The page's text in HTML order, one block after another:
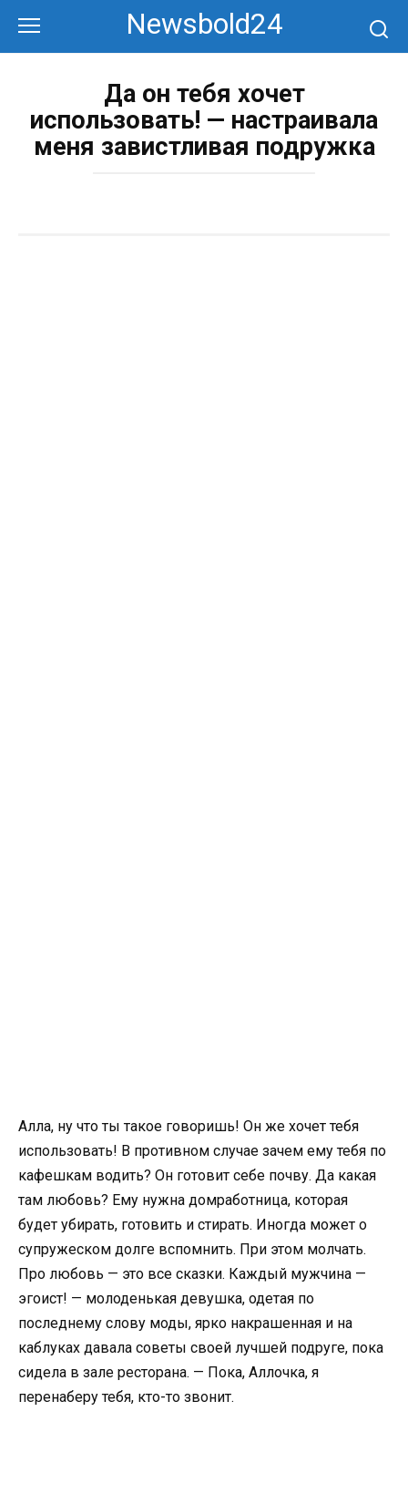
контенту
Newsbold24
Да он тебя хочет
использовать! — настраивала
меня завистливая подружка
Алла, ну что ты такое говоришь! Он же хочет тебя
использовать! В противном случае зачем ему тебя по
кафешкам водить? Он готовит себе почву. Да какая
там любовь? Ему нужна домработница, которая
будет убирать, готовить и стирать. Иногда может о
супружеском долге вспомнить. При этом молчать.
Про любовь — это все сказки. Каждый мужчина —
эгоист! — молоденькая девушка, одетая по
последнему слову моды, ярко накрашенная и на
каблуках давала советы своей лучшей подруге, пока
сидела в зале ресторана. — Пока, Аллочка, я
перенаберу тебя, кто-то звонит.